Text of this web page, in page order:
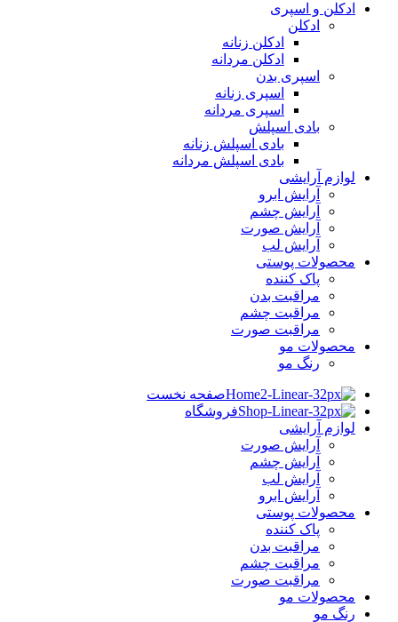
ادکلن و اسپری
ادکلن
ادکلن زنانه
ادکلن مردانه
اسپری بدن
اسپری زنانه
اسپری مردانه
بادی اسپلش
بادی اسپلش زنانه
بادی اسپلش مردانه
لوازم آرایشی
آرایش ابرو
آرایش چشم
آرایش صورت
آرایش لب
محصولات پوستی
پاک کننده
مراقبت بدن
مراقبت چشم
مراقبت صورت
محصولات مو
رنگ مو
صفحه نخست
فروشگاه
لوازم آرایشی
آرایش صورت
آرایش چشم
آرایش لب
آرایش ابرو
محصولات پوستی
پاک کننده
مراقبت بدن
مراقبت چشم
مراقبت صورت
محصولات مو
رنگ مو